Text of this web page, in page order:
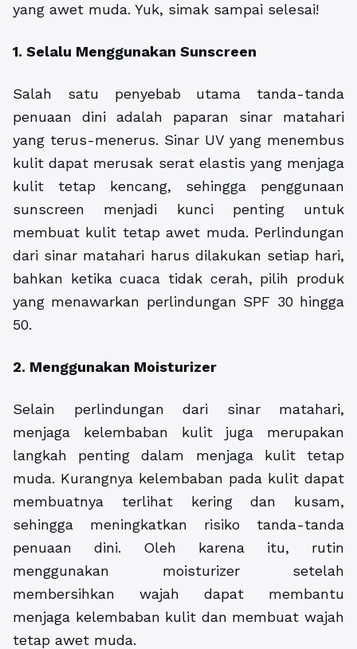
yang awet muda. Yuk, simak sampai selesai!
1. Selalu Menggunakan Sunscreen
Salah satu penyebab utama tanda-tanda
penuaan dini adalah paparan sinar matahari
yang terus-menerus. Sinar UV yang menembus
kulit dapat merusak serat elastis yang menjaga
kulit tetap kencang, sehingga penggunaan
sunscreen menjadi kunci penting untuk
membuat kulit tetap awet muda. Perlindungan
dari sinar matahari harus dilakukan setiap hari,
bahkan ketika cuaca tidak cerah, pilih produk
yang menawarkan perlindungan SPF 30 hingga
50.
2. Menggunakan Moisturizer
Selain perlindungan dari sinar matahari,
menjaga kelembaban kulit juga merupakan
langkah penting dalam menjaga kulit tetap
muda. Kurangnya kelembaban pada kulit dapat
membuatnya terlihat kering dan kusam,
sehingga meningkatkan risiko tanda-tanda
penuaan dini. Oleh karena itu, rutin
menggunakan moisturizer setelah
membersihkan wajah dapat membantu
menjaga kelembaban kulit dan membuat wajah
tetap awet muda.